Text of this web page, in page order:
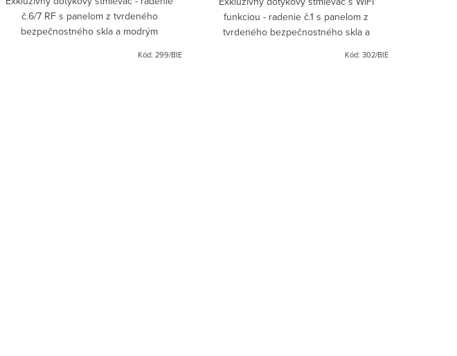
č.6/7 RF s panelom z tvrdeného
bezpečnostného skla a modrým
Kód: 299/BIE
funkciou - radenie č.1 s panelom z
tvrdeného bezpečnostného skla a
Kód: 302/BIE